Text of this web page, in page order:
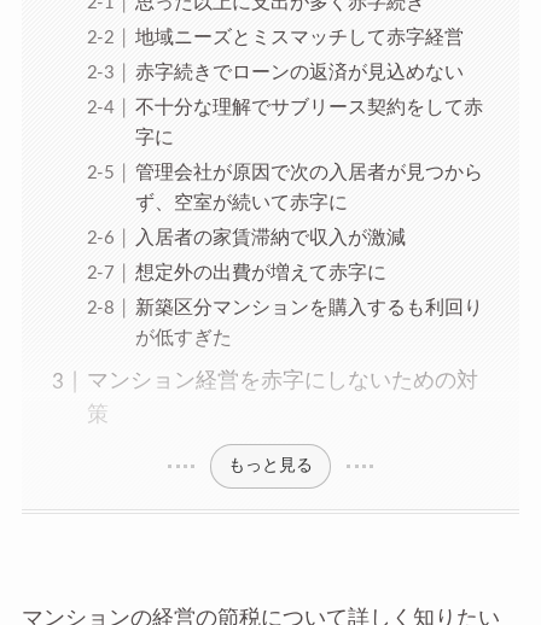
地域ニーズとミスマッチして赤字経営
赤字続きでローンの返済が見込めない
不十分な理解でサブリース契約をして赤
字に
管理会社が原因で次の入居者が見つから
ず、空室が続いて赤字に
入居者の家賃滞納で収入が激減
想定外の出費が増えて赤字に
新築区分マンションを購入するも利回り
が低すぎた
マンション経営を赤字にしないための対
策
もっと見る
マンションの経営の節税について詳しく知りたい